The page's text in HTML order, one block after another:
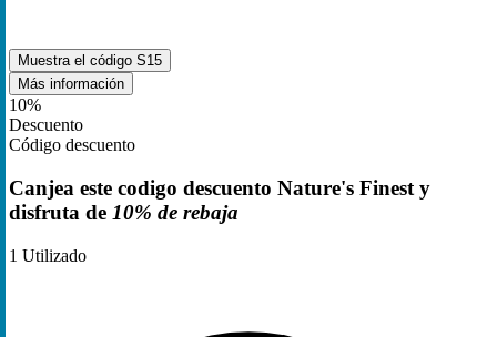
Muestra el código S15
Más información
10%
Descuento
Código descuento
Canjea este codigo descuento Nature's Finest y
disfruta de 10% de rebaja
1 Utilizado